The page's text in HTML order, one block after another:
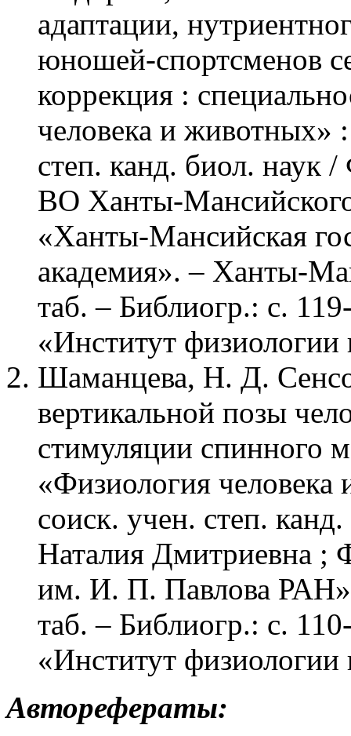
адаптации,
юношей-спортсменов
коррекция :
человека и животных»
степ. канд. биол. наук
ВО Ханты-
«Ханты-Мансийская
академия». – Ханты-
таб. – Библиогр.: с.
«Институт
Шаманцева, Н. Д.
вертикальной позы
стимуляции спинного
«Физиология
соиск. учен. степ.
Наталия Дмитриевна ;
им. И. П. Павлова
таб. – Библиогр.: с.
«Институт
Авторефераты: